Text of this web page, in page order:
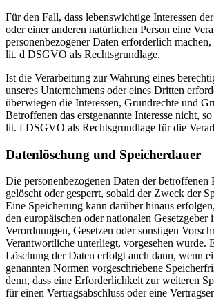
Für den Fall, dass lebenswichtige Interessen
oder einer anderen natürlichen Person eine
personenbezogener Daten erforderlich
lit. d DSGVO als Rechtsgrundlage.
Ist die Verarbeitung zur Wahrung eines
unseres Unternehmens oder eines Dritten
überwiegen die Interessen, Grundrechte und
Betroffenen das erstgenannte Interesse nicht,
lit. f DSGVO als Rechtsgrundlage für die
Datenlöschung und Speicherdauer
Die personenbezogenen Daten der betroffenen
gelöscht oder gesperrt, sobald der Zweck der
Eine Speicherung kann darüber hinaus
den europäischen oder nationalen Gesetzgeber
Verordnungen, Gesetzen oder sonstigen
Verantwortliche unterliegt, vorgesehen wurde.
Löschung der Daten erfolgt auch dann, wenn
genannten Normen vorgeschriebene
denn, dass eine Erforderlichkeit zur weiteren
für einen Vertragsabschluss oder eine